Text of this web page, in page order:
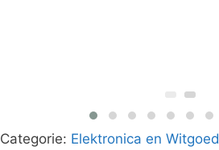
Categorie: Elektronica en Witgoed